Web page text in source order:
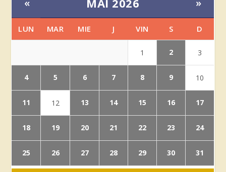
LUN MAR MIE J VIN S D
1 2 3
4 5 6 7 8 9 10
11 12 13 14 15 16 17
18 19 20 21 22 23 24
25 26 27 28 29 30 31